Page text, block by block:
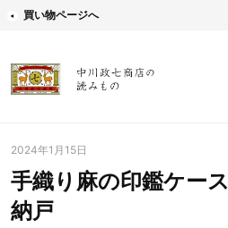
買い物ページへ
2024年1月15日
手織り麻の印鑑ケー
納戸